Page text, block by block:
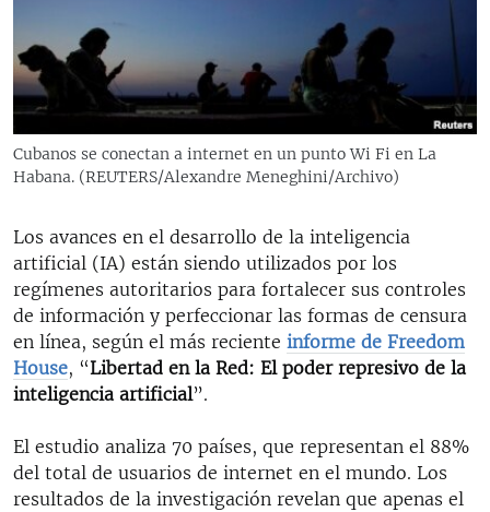
ESPECIALES
ESPECIALES
LA REALIDAD DE LA VIVIENDA EN CUBA
SER VIEJO EN CUBA
LOS SANTOS DE HIALEAH
DESINFORMACIÓN RUSA EN AMÉRICA LATINA
LA INVASIÓN DE RUSIA A UCRANIA
MULTIMEDIA
EDITORIALES
Cubanos se conectan a internet en un punto Wi Fi en La
Habana. (REUTERS/Alexandre Meneghini/Archivo)
Los avances en el desarrollo de la inteligencia
artificial (IA) están siendo utilizados por los
regímenes autoritarios para fortalecer sus controles
de información y perfeccionar las formas de censura
en línea, según el más reciente informe de Freedom
House, “Libertad en la Red: El poder represivo de la
inteligencia artificial”.
El estudio analiza 70 países, que representan el 88%
del total de usuarios de internet en el mundo. Los
resultados de la investigación revelan que apenas el